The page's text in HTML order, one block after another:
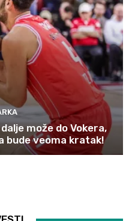
može do Vokera,
bude veoma kratak!